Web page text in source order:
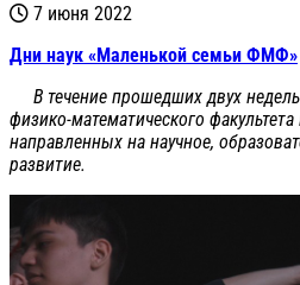
7 июня 2022
Дни наук «Маленькой семьи ФМФ»
В течение прошедших двух
физико-математического
направленных на научное,
развитие.